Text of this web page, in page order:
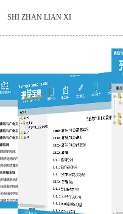
SHI ZHAN LIAN XI